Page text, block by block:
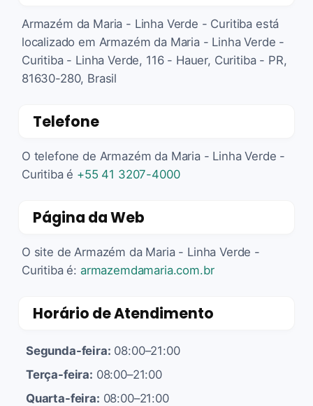
Armazém da Maria - Linha Verde - Curitiba está
localizado em Armazém da Maria - Linha Verde -
Curitiba - Linha Verde, 116 - Hauer, Curitiba - PR,
81630-280, Brasil
Telefone
O telefone de Armazém da Maria - Linha Verde -
Curitiba é +55 41 3207-4000
Página da Web
O site de Armazém da Maria - Linha Verde -
Curitiba é: armazemdamaria.com.br
Horário de Atendimento
Segunda-feira: 08:00–21:00
Terça-feira: 08:00–21:00
Quarta-feira: 08:00–21:00